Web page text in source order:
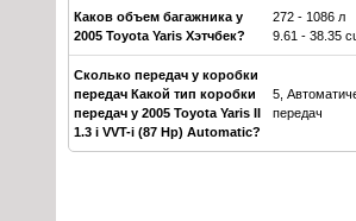
Каков объем багажника у
2005 Toyota Yaris Хэтчбек?
272 - 1086 л
9.61 - 38.35
Сколько передач у коробки
передач Какой тип коробки
передач у 2005 Toyota Yaris II
1.3 i VVT-i (87 Hp) Automatic?
5,
передач